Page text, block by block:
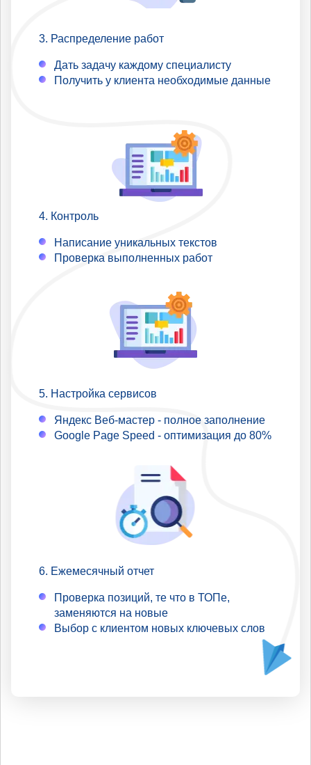
Распределение работ
Дать задачу каждому специалисту
Получить у клиента необходимые данные
Контроль
Написание уникальных текстов
Проверка выполненных работ
Настройка сервисов
Яндекс Веб-мастер - полное заполнение
Google Page Speed - оптимизация до 80%
Ежемесячный отчет
Проверка позиций, те что в ТОПе,
заменяются на новые
Выбор с клиентом новых ключевых слов